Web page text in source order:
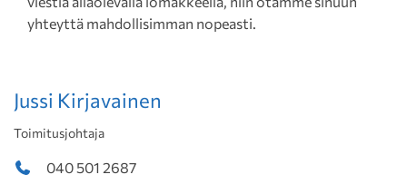
yhteyttä mahdollisimman nopeasti.
Jussi Kirjavainen
Toimitusjohtaja
040 501 2687